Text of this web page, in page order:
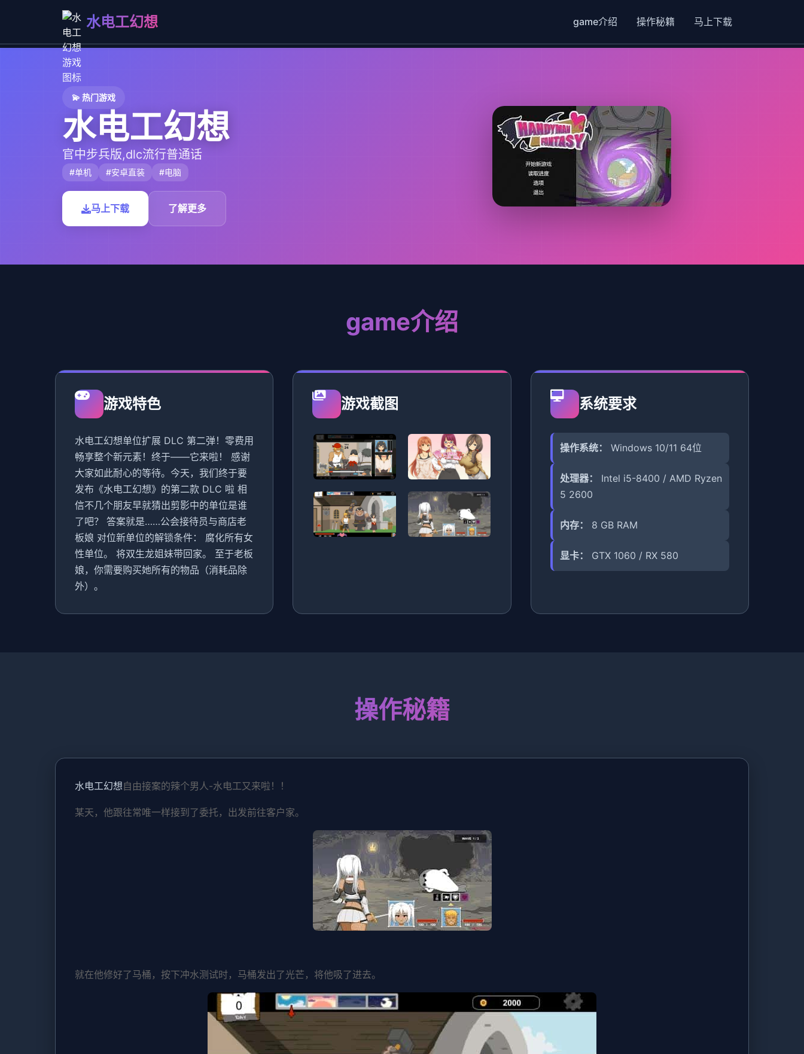
水电工幻想 game介绍 操作秘籍 马上下载
💫 热门游戏
水电工幻想
官中步兵版,dlc流行普通话
#单机 #安卓直装 #电脑
马上下载 了解更多
game介绍
游戏特色
水电工幻想单位扩展 DLC 第二弹！零费用
畅享整个新元素！终于——它来啦！ 感谢
大家如此耐心的等待。今天，我们终于要
发布《水电工幻想》的第二款 DLC 啦 相
信不几个朋友早就猜出剪影中的单位是谁
了吧？ 答案就是……公会接待员与商店老
板娘 对位新单位的解锁条件： 腐化所有女
性单位。 将双生龙姐妹带回家。 至于老板
娘，你需要购买她所有的物品（消耗品除
外）。
游戏截图 系统要求
操作系统： Windows 10/11 64位
处理器：
Intel i5-8400 / AMD Ryzen
5 2600
内存： 8 GB RAM
显卡： GTX 1060 / RX 580
操作秘籍
水电工幻想自由接案的辣个男人-水电工又来啦！！
某天，他跟往常唯一样接到了委托，出发前往客户家。
就在他修好了马桶，按下冲水测试时，马桶发出了光芒，将他吸了进去。